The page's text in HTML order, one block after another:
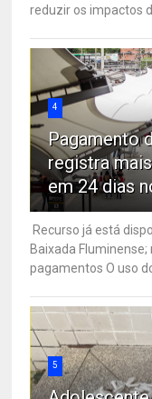
reduzir os impactos
4
Pagamento
registra
em 24 dias
Recurso já está
Baixada
pagamentos O uso do
5